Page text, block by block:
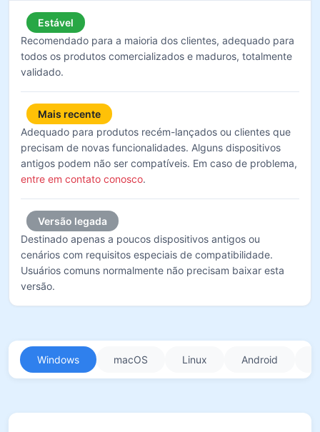
Estável
Recomendado para a maioria dos clientes, adequado para
todos os produtos comercializados e maduros, totalmente
validado.
Mais recente
Adequado para produtos recém-lançados ou clientes que
precisam de novas funcionalidades. Alguns dispositivos
antigos podem não ser compatíveis. Em caso de problema,
entre em contato conosco.
Versão legada
Destinado apenas a poucos dispositivos antigos ou
cenários com requisitos especiais de compatibilidade.
Usuários comuns normalmente não precisam baixar esta
versão.
Windows macOS Linux Android